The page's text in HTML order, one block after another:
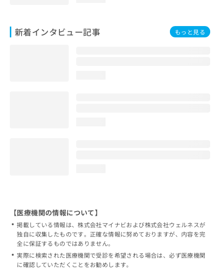
新着インタビュー記事 もっと見る
【医療機関の情報について】
掲載している情報は、株式会社マイナビおよび株式会社ウェルネスが
独自に収集したものです。正確な情報に努めておりますが、内容を完
全に保証するものではありません。
実際に検索された医療機関で受診を希望される場合は、必ず医療機関
に確認していただくことをお勧めします。